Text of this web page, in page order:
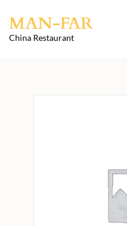
content
MAN-FAR
China Restaurant